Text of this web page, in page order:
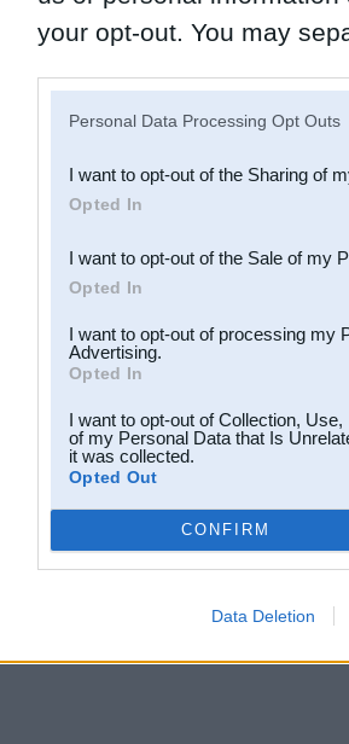
your opt-out. You may
Downstream Participants
third parties.
Personal Data Processing Opt Outs
I want to opt-out of the Sharing of
Opted In
I want to opt-out of the Sale of my
Opted In
I want to opt-out of processing my
Advertising.
Opted In
I want to opt-out of Collection,
of my Personal Data that Is
it was collected.
Opted Out
CONFIRM
Data Deletion